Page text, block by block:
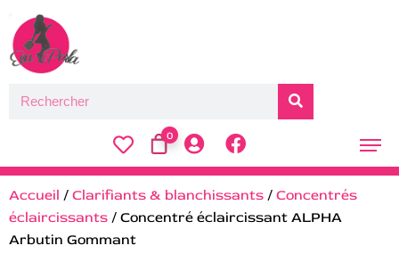
0
Accueil / Clarifiants & blanchissants / Concentrés
éclaircissants / Concentré éclaircissant ALPHA
Arbutin Gommant